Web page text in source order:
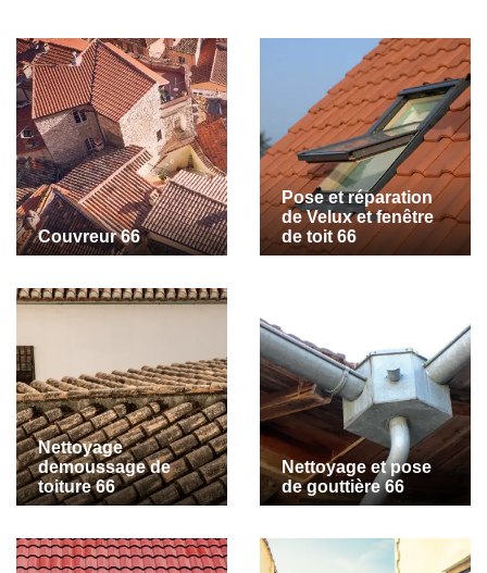
Couvreur 66
Pose et réparation
de Velux et fenêtre
de toit 66
Nettoyage
demoussage de
toiture 66
Nettoyage et pose
de gouttière 66